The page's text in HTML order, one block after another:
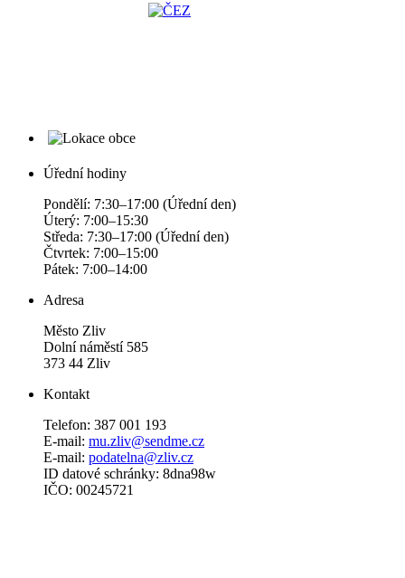
Úřední hodiny
Pondělí: 7:30–17:00 (Úřední den)
Úterý: 7:00–15:30
Středa: 7:30–17:00 (Úřední den)
Čtvrtek: 7:00–15:00
Pátek: 7:00–14:00
Adresa
Město Zliv
Dolní náměstí 585
373 44 Zliv
Kontakt
Telefon: 387 001 193
E-mail: mu.zliv@sendme.cz
E-mail: podatelna@zliv.cz
ID datové schránky: 8dna98w
IČO: 00245721